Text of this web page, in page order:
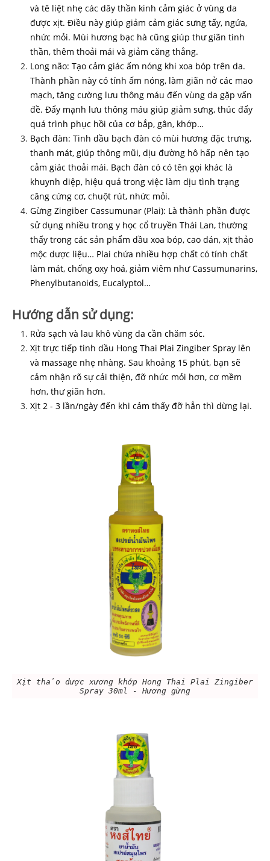
và tê liệt nhẹ các dây thần kinh cảm giác ở vùng da
được xịt. Điều này giúp giảm cảm giác sưng tấy, ngứa,
nhức mỏi. Mùi hương bạc hà cũng giúp thư giãn tinh
thần, thêm thoải mái và giảm căng thẳng.
Long não: Tạo cảm giác ấm nóng khi xoa bóp trên da.
Thành phần này có tính ấm nóng, làm giãn nở các mao
mạch, tăng cường lưu thông máu đến vùng da gặp vấn
đề. Đẩy mạnh lưu thông máu giúp giảm sưng, thúc đẩy
quá trình phục hồi của cơ bắp, gân, khớp…
Bạch đàn: Tinh dầu bạch đàn có mùi hương đặc trưng,
thanh mát, giúp thông mũi, dịu đường hô hấp nên tạo
cảm giác thoải mái. Bạch đàn có có tên gọi khác là
khuynh diệp, hiệu quả trong việc làm dịu tình trạng
căng cứng cơ, chuột rút, nhức mỏi.
Gừng Zingiber Cassumunar (Plai): Là thành phần được
sử dụng nhiều trong y học cổ truyền Thái Lan, thường
thấy trong các sản phẩm dầu xoa bóp, cao dán, xịt thảo
mộc dược liệu… Plai chứa nhiều hợp chất có tính chất
làm mát, chống oxy hoá, giảm viêm như Cassumunarins,
Phenylbutanoids, Eucalyptol…
Hướng dẫn sử dụng:
Rửa sạch và lau khô vùng da cần chăm sóc.
Xịt trực tiếp tinh dầu Hong Thai Plai Zingiber Spray lên
và massage nhẹ nhàng. Sau khoảng 15 phút, bạn sẽ
cảm nhận rõ sự cải thiện, đỡ nhức mỏi hơn, cơ mềm
hơn, thư giãn hơn.
Xịt 2 - 3 lần/ngày đến khi cảm thấy đỡ hẳn thì dừng lại.
Xịt thảo dược xương khớp Hong Thai Plai Zingiber
Spray 30ml - Hương gừng